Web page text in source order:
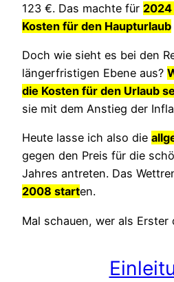
123 €. Das machte für
Kosten für den Haupturlaub
Doch wie sieht es bei den
längerfristigen Ebene aus?
die Kosten für den Urlaub
sie mit dem Anstieg der
Heute lasse ich also die
gegen den Preis für die
Jahres antreten. Das
2008 starten.
Mal schauen, wer als Erster